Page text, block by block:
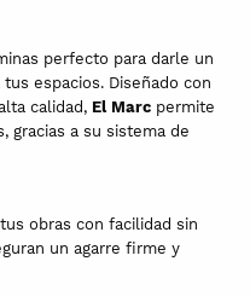
perfecto para darle un
espacios. Diseñado con
calidad, El Marc permite
gracias a su sistema de
obras con facilidad sin
un agarre firme y